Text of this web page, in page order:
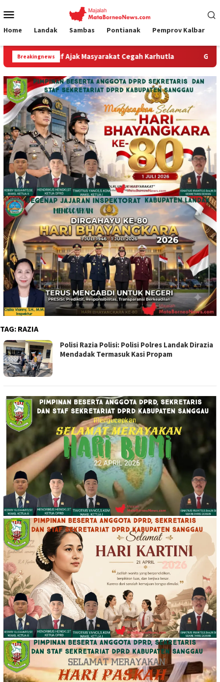
ke
Mobile
Home Landak Sambas Pontianak Pemprov Kalbar
Breakingnews
Masyarakat Cegah Karhutla Gubernur Ria Norsan
TAG: RAZIA
Polisi Razia Polisi: Polisi Polres Landak Dirazia
Mendadak Termasuk Kasi Propam